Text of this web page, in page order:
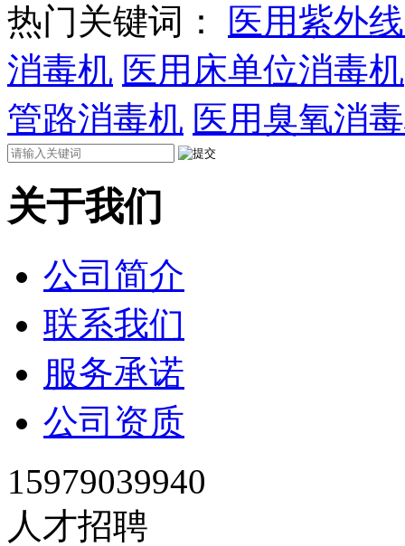
热门关键词：
医用紫外
消毒机 医用床单位消毒机
管路消毒机 医用臭氧消
关于我们
公司简介
联系我们
服务承诺
公司资质
15979039940
人才招聘